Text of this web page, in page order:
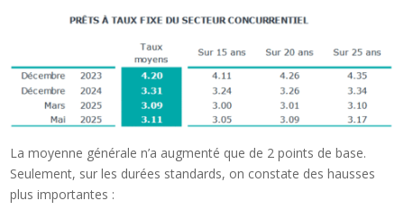
La moyenne générale n’a augmenté que de 2 points de base.
Seulement, sur les durées standards, on constate des hausses
plus importantes :